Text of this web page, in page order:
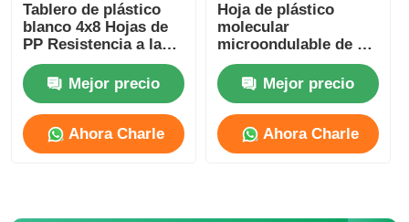
Tablero de plástico
blanco 4x8 Hojas de
PP Resistencia a la
corrosión para
tabiquesMejor precio
Ahora Charle
Hoja de plástico
molecular
microondulable de PP
de 20 mm para
envases de alimentos
Mejor precio
Ahora Charle